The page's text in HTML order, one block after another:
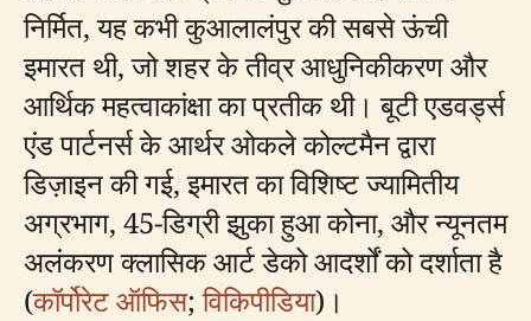
निर्मित, यह कभी कुआलालंपुर की सबसे ऊंची
इमारत थी, जो शहर के तीव्र आधुनिकीकरण और
आर्थिक महत्वाकांक्षा का प्रतीक थी। बूटी एडवर्ड्स
एंड पार्टनर्स के आर्थर ओकले कोल्टमैन द्वारा
डिज़ाइन की गई, इमारत का विशिष्ट ज्यामितीय
अग्रभाग, 45-डिग्री झुका हुआ कोना, और न्यूनतम
अलंकरण क्लासिक आर्ट डेको आदर्शों को दर्शाता है
(कॉर्पोरेट ऑफिस;विकिपीडिया)।